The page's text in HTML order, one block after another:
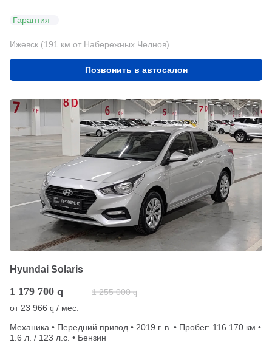
Гарантия
Ижевск (191 км от Набережных Челнов)
Позвонить в автосалон
Hyundai Solaris
1 179 700 q 1 255 000 q
от 23 966 q / мес.
Механика • Передний привод • 2019 г. в. • Пробег: 116 170 км •
1.6 л. / 123 л.с. • Бензин